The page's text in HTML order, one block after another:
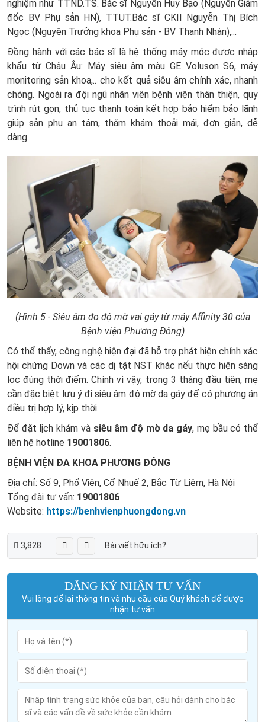
nghiệm như TTND.TS. Bác sĩ Nguyễn Huy Bạo (Nguyên Giám
đốc BV Phụ sản HN), TTUT.Bác sĩ CKII Nguyễn Thị Bích
Ngọc (Nguyên Trưởng khoa Phụ sản - BV Thanh Nhàn),...
Đồng hành với các bác sĩ là hệ thống máy móc được nhập
khẩu từ Châu Âu: Máy siêu âm màu GE Voluson S6, máy
monitoring sản khoa,.. cho kết quả siêu âm chính xác, nhanh
chóng. Ngoài ra đội ngũ nhân viên bệnh viện thân thiện, quy
trình rút gọn, thủ tục thanh toán kết hợp bảo hiểm bảo lãnh
giúp sản phụ an tâm, thăm khám thoải mái, đơn giản, dễ
dàng.
(Hình 5 - Siêu âm đo độ mờ vai gáy từ máy Affinity 30 của
Bệnh viện Phương Đông)
Có thể thấy, công nghệ hiện đại đã hỗ trợ phát hiện chính xác
hội chứng Down và các dị tật NST khác nếu thực hiện sàng
lọc đúng thời điểm. Chính vì vậy, trong 3 tháng đầu tiên, mẹ
cần đặc biệt lưu ý đi siêu âm độ mờ da gáy để có phương án
điều trị hợp lý, kịp thời.
Để đặt lịch khám và siêu âm độ mờ da gáy, mẹ bầu có thể
liên hệ hotline 19001806.
BỆNH VIỆN ĐA KHOA PHƯƠNG ĐÔNG
Địa chỉ: Số 9, Phố Viên, Cổ Nhuế 2, Bắc Từ Liêm, Hà Nội
Tổng đài tư vấn: 19001806
Website: https://benhvienphuongdong.vn
3,828 Bài viết hữu ích?
ĐĂNG KÝ NHẬN TƯ VẤN
Vui lòng để lại thông tin và nhu cầu của Quý khách để được
nhận tư vấn